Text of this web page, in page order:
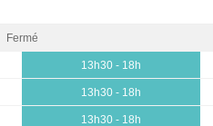
Fermé
13h30 - 18h
13h30 - 18h
13h30 - 18h